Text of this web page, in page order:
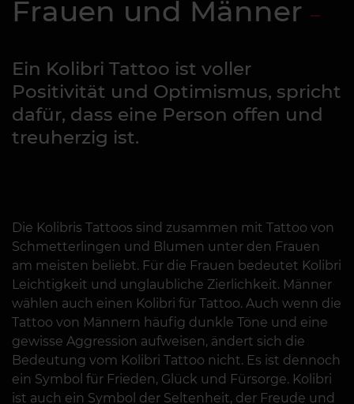
Frauen und Männer
Ein Kolibri Tattoo ist voller
Positivität und Optimismus, spricht
dafür, dass eine Person offen und
treuherzig ist.
Die Kolibris Tattoos sind zusammen mit Tattoo von
Schmetterlingen und Blumen unter den Frauen
am meisten beliebt. Für die Frauen bedeutet Kolibri
Leichtigkeit und unglaubliche Zierlichkeit. Männer
wählen auch einen Kolibri für Tattoo. Auch wenn die
Tattoo von Männern häufig dunkle Töne und eine
gewisse Aggression aufweisen, ändert sich die
Bedeutung vom Kolibri Tattoo nicht. Es ist dennoch
ein Symbol für Frieden, Glück und Fürsorge. Kolibri
ist auch ein Symbol der Seltenheit, der Freude und